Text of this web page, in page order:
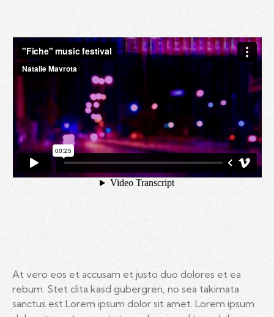
At vero eos et accusam et justo duo dolores et ea
rebum. Stet clita kasd gubergren, no sea takimata
sanctus est Lorem ipsum dolor sit amet. Lorem ipsum